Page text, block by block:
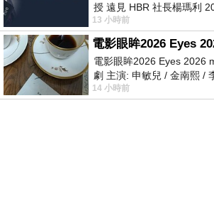
授 遠見 HBR 社長楊瑪利
老闆、遠見．天下文化創辦
13 小時前
電影眼眸2026 Eyes
電影眼眸2026 Eyes 2026
劇 主演: 申敏兒 / 金南熙 /
眸2026描述攝影師徐珍因遺
14 小時前